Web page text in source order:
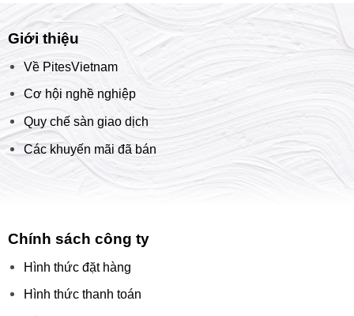
Giới thiệu
Về PitesVietnam
Cơ hội nghề nghiệp
Quy chế sàn giao dịch
Các khuyến mãi đã bán
Chính sách công ty
Hình thức đặt hàng
Hình thức thanh toán